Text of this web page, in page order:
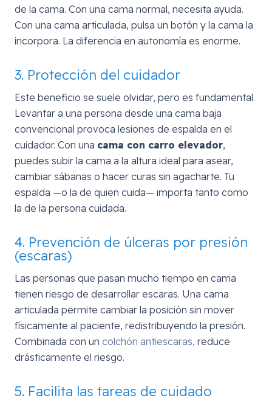
de la cama. Con una cama normal, necesita ayuda.
Con una cama articulada, pulsa un botón y la cama la
incorpora. La diferencia en autonomía es enorme.
3. Protección del cuidador
Este beneficio se suele olvidar, pero es fundamental.
Levantar a una persona desde una cama baja
convencional provoca lesiones de espalda en el
cuidador. Con una cama con carro elevador,
puedes subir la cama a la altura ideal para asear,
cambiar sábanas o hacer curas sin agacharte. Tu
espalda —o la de quien cuida— importa tanto como
la de la persona cuidada.
4. Prevención de úlceras por presión
(escaras)
Las personas que pasan mucho tiempo en cama
tienen riesgo de desarrollar escaras. Una cama
articulada permite cambiar la posición sin mover
físicamente al paciente, redistribuyendo la presión.
Combinada con un colchón antiescaras, reduce
drásticamente el riesgo.
5. Facilita las tareas de cuidado